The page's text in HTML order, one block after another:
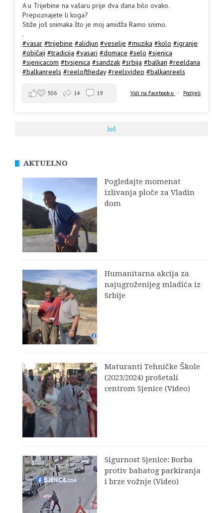
A u Trijebine na vašaru prije dva dana bilo ovako.
Prepoznajete li koga?
Stiže još snimaka što je moj amidža Ramo snimo.
.
#vasar #trijebine #alidjun #veselje #muzika #kolo #igranje
#običaji #tradicija #vasari #domace #selo #sjenica
#sjenicacom #tvsjenica #sandzak #srbija #balkan #reeldana
#balkanreels #reeloftheday #reelsvideo #balkanreels
Vidi na Facebook-u · Podijeli
506 14 19
Još
AKTUELNO
Pogledajte momenat
izlivanja ploče za Vladin
dom
Humanitarna akcija za
najugroženijeg mladića iz
Srbije
Maturanti Tehničke Škole
(2023/2024) prošetali
centrom Sjenice (Video)
Sigurnost Sjenice: Borba
protiv bahatog parkiranja
i brze vožnje (Video)